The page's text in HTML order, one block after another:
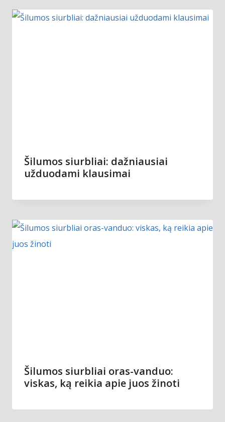
Šilumos siurbliai: dažniausiai
užduodami klausimai
Šilumos siurbliai oras-vanduo:
viskas, ką reikia apie juos žinoti